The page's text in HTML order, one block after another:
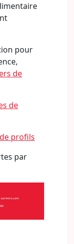
pour
de
de
profils
par